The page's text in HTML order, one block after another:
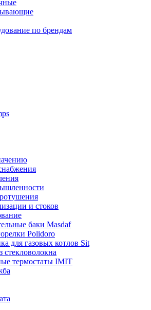
по брендам
и стоков
баки Masdaf
Polidoro
для газовых котлов Sit
термостаты IMIT